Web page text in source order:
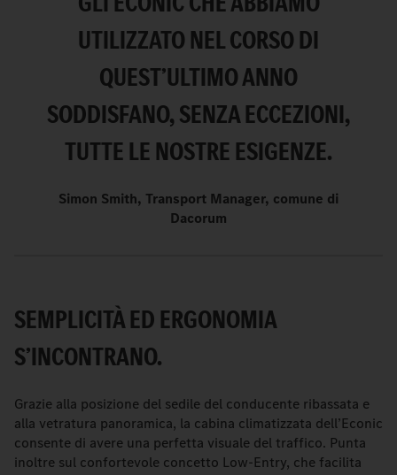
UTILIZZATO NEL CORSO DI
QUEST’ULTIMO ANNO
SODDISFANO, SENZA ECCEZIONI,
TUTTE LE NOSTRE ESIGENZE.
Simon Smith, Transport Manager, comune di
Dacorum
SEMPLICITÀ ED ERGONOMIA
S’INCONTRANO.
Grazie alla posizione del sedile del conducente ribassata e
alla vetratura panoramica, la cabina climatizzata dell’Econic
consente di avere una perfetta visuale del traffico. Punta
inoltre sul confortevole concetto Low-Entry, che facilita